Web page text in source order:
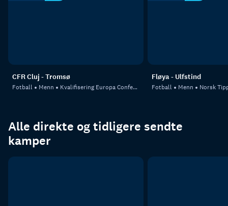
CFR Cluj - Tromsø
Fotball Menn Kvalifisering Europa Conference League
Fløya - Ulfstind
Fotball Menn Norsk
Alle direkte og tidligere sendte
kamper